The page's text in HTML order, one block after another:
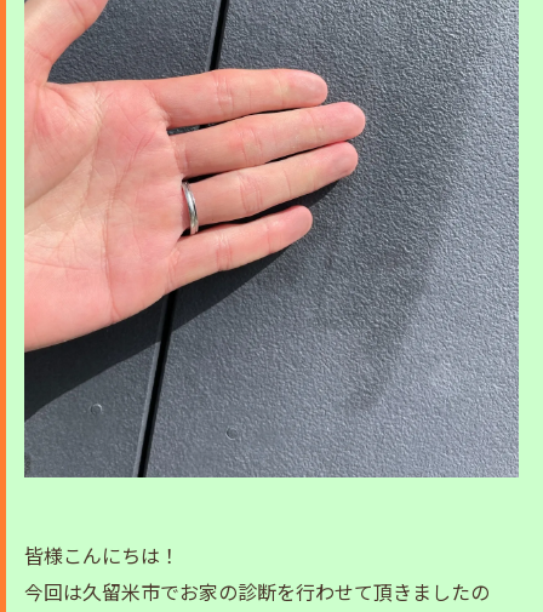
皆様こんにちは！
今回は久留米市でお家の診断を行わせて頂きましたの